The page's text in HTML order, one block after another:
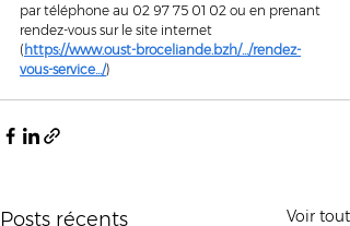
par téléphone au 02 97 75 01 02 ou en prenant
rendez-vous sur le site internet
( https://www.oust-broceliande.bzh/.../rendez-
vous-service.../)
Posts récents Voir tout